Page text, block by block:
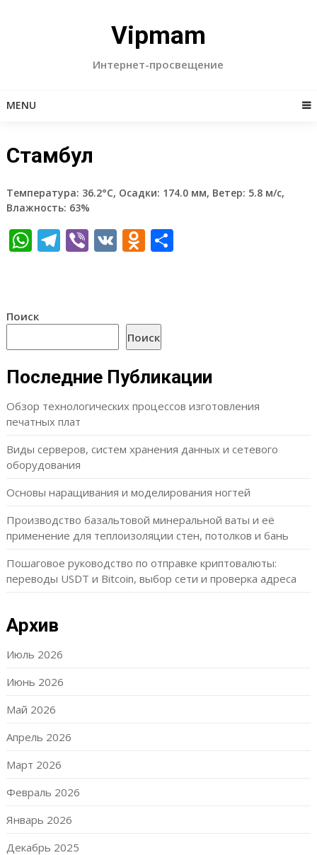
Vipmam
Интернет-просвещение
MENU
Стамбул
Температура: 36.2°C, Осадки: 174.0 мм, Ветер: 5.8 м/с,
Влажность: 63%
WhatsApp
Telegram
Viber
VKOdnoklassniki
Отправить
Поиск
Поиск
Последние Публикации
Обзор технологических процессов изготовления
печатных плат
Виды серверов, систем хранения данных и сетевого
оборудования
Основы наращивания и моделирования ногтей
Производство базальтовой минеральной ваты и её
применение для теплоизоляции стен, потолков и бань
Пошаговое руководство по отправке криптовалюты:
переводы USDT и Bitcoin, выбор сети и проверка адреса
Архив
Июль 2026
Июнь 2026
Май 2026
Апрель 2026
Март 2026
Февраль 2026
Январь 2026
Декабрь 2025